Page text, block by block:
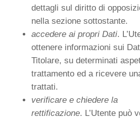
dettagli sul diritto di
nella sezione sottostante.
accedere ai propri Dati.
ottenere informazioni sui
Titolare, su determinati
trattamento ed a ricevere
trattati.
verificare e chiedere la
rettificazione. L’Utente può